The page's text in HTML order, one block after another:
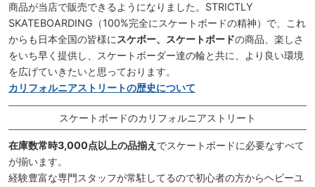
商品が当店で販売できるようになりました。STRICTLY
SKATEBOARDING（100%完全にスケートボードの精神）で、これ
からも日本全国の皆様に スケボー、スケートボードの商品、楽しさ
をいち早く提供し、スケートボーダー達の輪と共に、より良い環境
を広げていきたいと思っております。
カリフォルニアストリートの歴史について
スケートボードのカリフォルニアストリート
在庫数常時3,000点以上の品揃え でスケートボードに必要なすべて
が揃います。
経験豊富な専門スタッフが常駐してるので初心者の方からヘビーユ